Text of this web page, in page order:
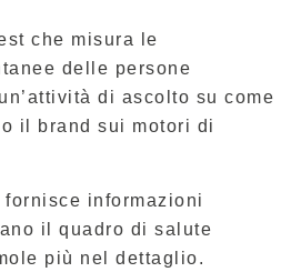
che misura le
delle persone
di ascolto su come
il brand sui motori di
informazioni
il quadro di salute
più nel dettaglio.